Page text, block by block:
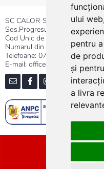
ului web,
pentru
de
și
a livra
SC CALOR SRL
Sos.Progresului nr.30-40,
Cod Unic de Inregistrare: RO
Numarul din Registrul
Telefoane: 0737.23.44.44|
E-mail: office@calor.ro